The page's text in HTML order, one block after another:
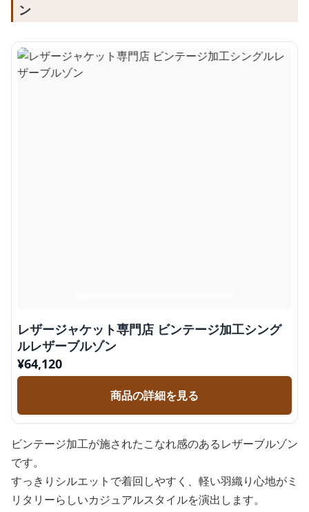
ン
レザージャケット専門店 ビンテージ加工シング
ルレザーブルゾン
¥64,120
商品の詳細を見る
ビンテージ加工が施されたこなれ感のあるレザーブルゾン
です。
すっきりシルエットで着回しやすく、軽い羽織り心地がミ
リタリーらしいカジュアルスタイルを演出します。